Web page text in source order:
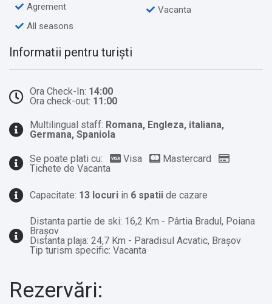
Agrement
All seasons
Vacanta
Informatii pentru turiști
Ora Check-In: 14:00
Ora check-out: 11:00
Multilingual staff: Romana, Engleza, italiana,
Germana, Spaniola
Se poate plati cu: Visa
Mastercard
Tichete de Vacanta
Capacitate: 13 locuri in 6 spatii de cazare
Distanta partie de ski: 16,2 Km - Pârtia Bradul, Poiana
Brașov
Distanta plaja: 24,7 Km - Paradisul Acvatic, Brașov
Tip turism specific: Vacanta
Rezervări: